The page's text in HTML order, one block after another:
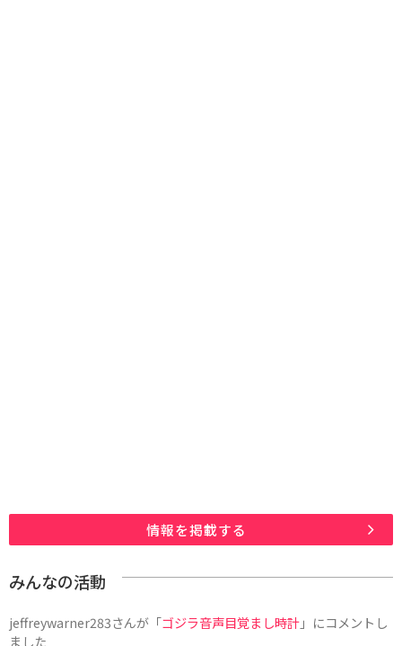
情報を掲載する
みんなの活動
jeffreywarner283さんが「ゴジラ音声目覚まし時計」にコメントし
ました